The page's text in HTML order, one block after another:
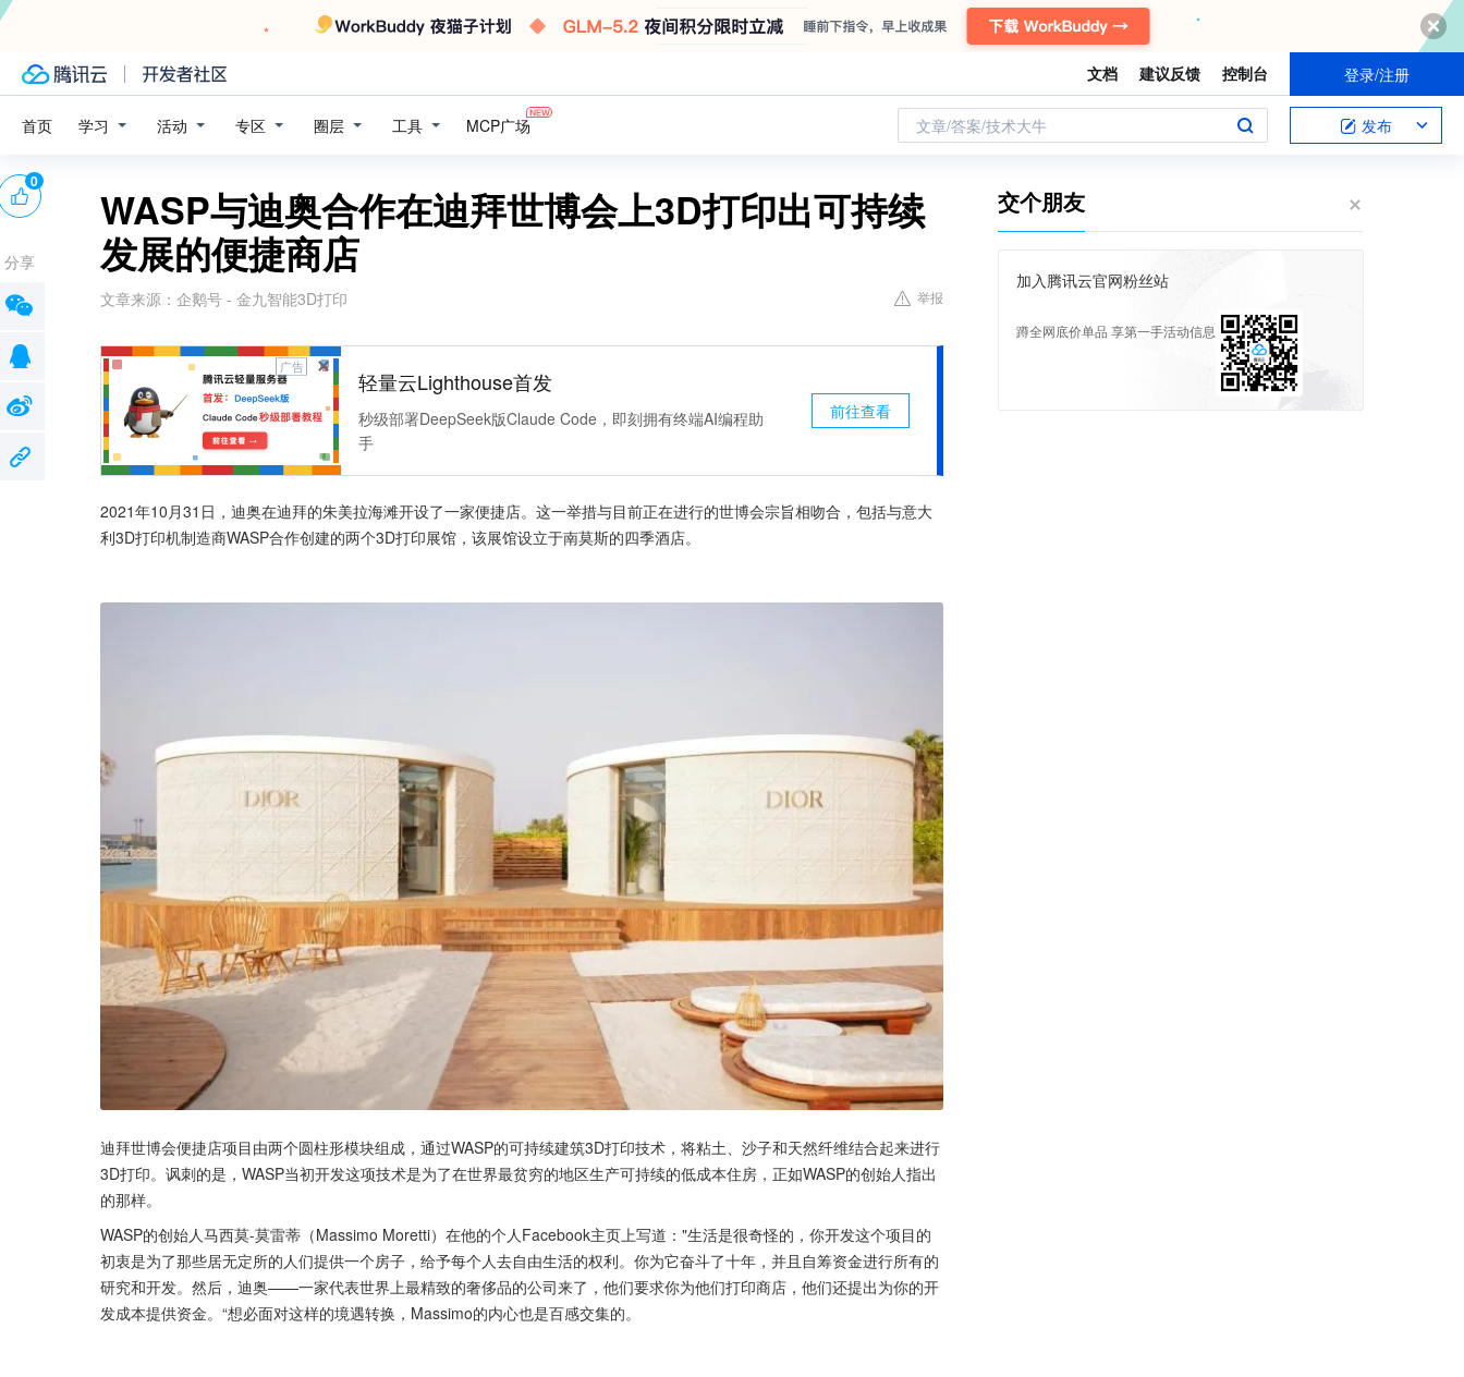
文档 建议反馈 控制台 登录/注册
首页 学习 活动 专区 圈层 工具 MCP广场 文章/答案/技术大牛 发布
WASP与迪奥合作在迪拜世博会上3D打印出可持续
发展的便捷商店
文章来源： 企鹅号 - 金九智能3D打印 举报
广告
轻量云Lighthouse首发
秒级部署DeepSeek版Claude Code，即刻拥有终端AI编程助
手
前往查看
2021年10月31日，迪奥在迪拜的朱美拉海滩开设了一家便捷店。这一举措与目前正在进行的世博会宗旨相吻合，包括与意大
利3D打印机制造商WASP合作创建的两个3D打印展馆，该展馆设立于南莫斯的四季酒店。
迪拜世博会便捷店项目由两个圆柱形模块组成，通过WASP的可持续建筑3D打印技术，将粘土、沙子和天然纤维结合起来进行
3D打印。讽刺的是，WASP当初开发这项技术是为了在世界最贫穷的地区生产可持续的低成本住房，正如WASP的创始人指出
的那样。
WASP的创始人马西莫-莫雷蒂（Massimo Moretti）在他的个人Facebook主页上写道："生活是很奇怪的，你开发这个项目的
初衷是为了那些居无定所的人们提供一个房子，给予每个人去自由生活的权利。你为它奋斗了十年，并且自筹资金进行所有的
研究和开发。然后，迪奥——一家代表世界上最精致的奢侈品的公司来了，他们要求你为他们打印商店，他们还提出为你的开
发成本提供资金。“想必面对这样的境遇转换，Massimo的内心也是百感交集的。
0
分享
交个朋友
加入腾讯云官网粉丝站
蹲全网底价单品 享第一手活动信息